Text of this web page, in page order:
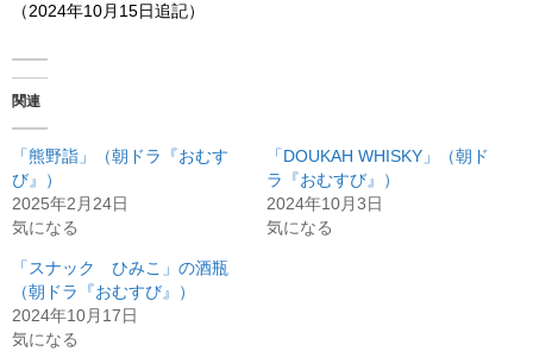
（2024年10月15日追記）
関連
「熊野詣」（朝ドラ『おむす
び』）
2025年2月24日
気になる
「DOUKAH WHISKY」（朝ド
ラ『おむすび』）
2024年10月3日
気になる
「スナック ひみこ」の酒瓶
（朝ドラ『おむすび』）
2024年10月17日
気になる